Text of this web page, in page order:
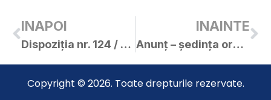
INAPOI
Dispoziția nr. 124 / 26.02.2020 – privind convocarea C.L. Curtici în ședință ordinară
INAINTE
Anunț – ședința ordinară a C.L. Curtici din 26.02.2020
Copyright © 2026. Toate drepturile rezervate.